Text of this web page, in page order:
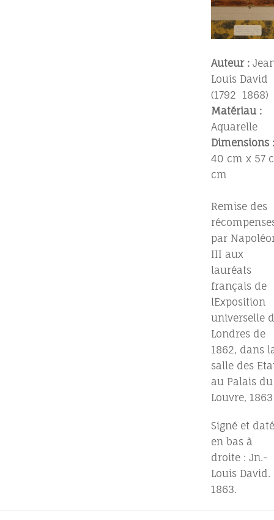
Auteur :
Louis David
(1792  1868)
Matériau :
Aquarelle
Dimensions :
40 cm x 57
cm
Remise des
par
III aux
lauréats
français de
lExposition
universelle
Londres de
1862, dans
salle des
au Palais du
Louvre, 1863
Signé et daté
en bas à
droite : Jn.-
Louis David.
1863.